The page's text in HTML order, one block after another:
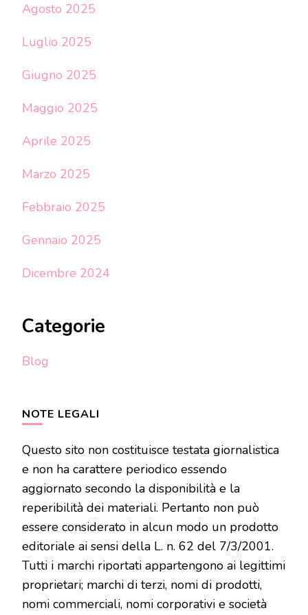
Agosto 2025
Luglio 2025
Giugno 2025
Maggio 2025
Aprile 2025
Marzo 2025
Febbraio 2025
Gennaio 2025
Dicembre 2024
Categorie
Blog
NOTE LEGALI
Questo sito non costituisce testata giornalistica
e non ha carattere periodico essendo
aggiornato secondo la disponibilità e la
reperibilità dei materiali. Pertanto non può
essere considerato in alcun modo un prodotto
editoriale ai sensi della L. n. 62 del 7/3/2001.
Tutti i marchi riportati appartengono ai legittimi
proprietari; marchi di terzi, nomi di prodotti,
nomi commerciali, nomi corporativi e società